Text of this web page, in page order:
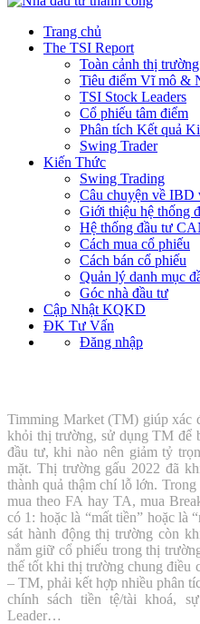
Trang chủ
The TSI Report
Toàn cảnh thị trường
Tiêu điểm Vĩ mô &
TSI Stock Leaders
Cổ phiếu tâm điểm
Phân tích Kết quả
Swing Trader
Kiến Thức
Swing Trading
Câu chuyện về
Giới thiệu hệ thống
Hệ thống đầu tư
Cách mua cổ phiếu
Cách bán cổ phiếu
Quản lý danh mục
Góc nhà đầu tư
Cập Nhật KQKD
ĐK Tư Vấn
Đăng nhập
Timming Market (TM) giúp xác
khỏi thị trường, sử dụng TM để
đầu tư, khi nào nên giảm tỷ
mặt. Thị trường gấu 2022 đã
thành quả thậm chí lỗ lớn.
mua theo FA hay TA, mua
có 1: hoặc là “mất tiền” hoặc là
sát hành động thị trường còn
nắm giữ cổ phiếu trong thị
thế tốt khi thị trường chung điều
– TM, phải kết hợp nhiều phân
chính sách tiền tệ/tài khoá,
Leader…